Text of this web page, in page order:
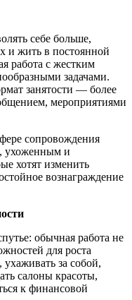
себе больше,
и жить в постоянной
работа с жестким
задачами.
занятости — более
мероприятиями
сопровождения
ухоженным и
хотят изменить
вознаграждение
обычная работа не
для роста
за собой,
салоны красоты,
к финансовой